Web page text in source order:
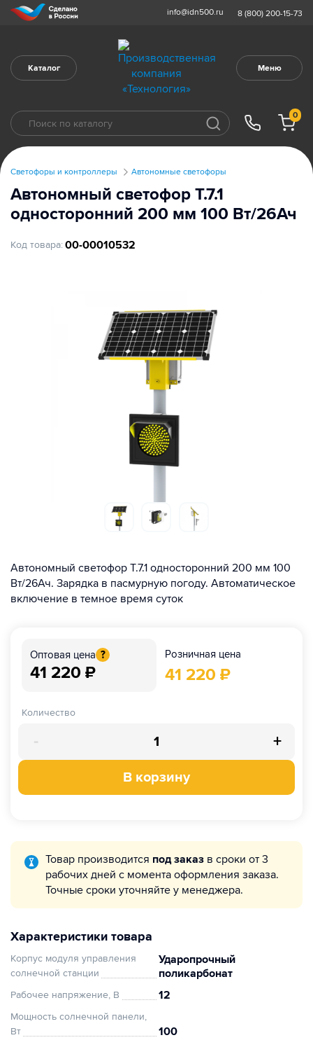
info@idn500.ru 8 (800) 200-15-73
Каталог Меню
0
Светофоры и контроллеры Автономные светофоры
Автономный светофор Т.7.1
односторонний 200 мм 100 Вт/26Ач
Код товара: 00-00010532
Автономный светофор Т.7.1 односторонний 200 мм 100
Вт/26Ач. Зарядка в пасмурную погоду. Автоматическое
включение в темное время суток
Оптовая цена ?
41 220 ₽
Розничная цена
41 220 ₽
Количество
- +
В корзину
Товар производится под заказ в сроки от 3
рабочих дней с момента оформления заказа.
Точные сроки уточняйте у менеджера.
Характеристики товара
Корпус модуля управления
солнечной станции
Ударопрочный
поликарбонат
Рабочее напряжение, В 12
Мощность солнечной панели,
Вт
100